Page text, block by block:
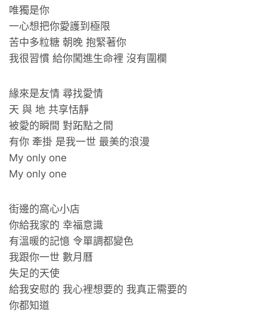
唯獨是你
一心想把你愛護到極限
苦中多粒糖 朝晚 抱緊著你
我很習慣 給你闖進生命裡 沒有圍欄
緣來是友情 尋找愛情
天 與 地 共享恬靜
被愛的瞬間 對跖點之間
有你 牽掛 是我一世 最美的浪漫
My only one
My only one
街邊的窩心小店
你給我家的 幸福意識
有溫暖的記憶 令單調都變色
我跟你一世 數月曆
失足的天使
給我安慰的 我心裡想要的 我真正需要的
你都知道